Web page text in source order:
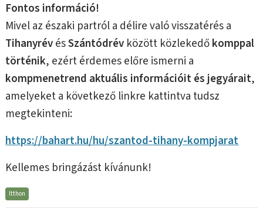
Fontos információ!
Mivel az északi partról a délire való visszatérés a
TihanyrévésSzántódrév között közlekedőkomppal
történik, ezért érdemes előre ismerni a
kompmenetrend aktuális információit és jegyárait,
amelyeket a következő linkre kattintva tudsz
megtekinteni:
https://bahart.hu/hu/szantod-tihany-kompjarat
Kellemes bringázást kívánunk!
Itthon